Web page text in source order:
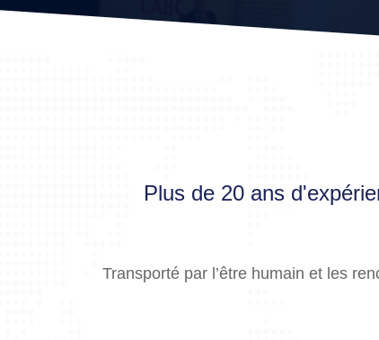
Plus de 20 ans
Transporté par l’être humain et les